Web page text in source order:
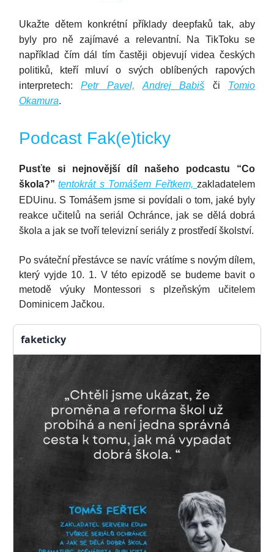
Ukažte dětem konkrétní příklady deepfaků tak, aby
byly pro ně zajímavé a relevantní. Na TikToku se
například čím dál tím častěji objevují videa českých
politiků, kteří mluví o svých oblíbených rapových
interpretech:Petr Pavel, Andrej Babiš či Tomio
Okamura.
Podcast Fak(e)ticky
Pusťte si nejnovější díl našeho podcastu “Co
škola?” tentokrát s Tomášem Feřtkem,zakladatelem
EDUinu. S Tomášem jsme si povídali o tom, jaké byly
reakce učitelů na seriál Ochránce, jak se dělá dobrá
škola a jak se tvoří televizní seriály z prostředí školství.
Po sváteční přestávce se navíc vrátíme s novým dílem,
který vyjde 10. 1. V této epizodě se budeme bavit o
metodě výuky Montessori s plzeňským učitelem
Dominicem Jačkou.
faketicky